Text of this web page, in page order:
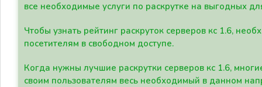
все необходимые услуги по раскрутке на выгодных
Чтобы узнать рейтинг раскруток серверов кс 1.6,
посетителям в свободном доступе.
Когда нужны лучшие раскрутки серверов кс 1.6,
своим пользователям весь необходимый в данном